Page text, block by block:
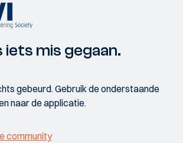
iets mis gegaan.
gebeurd. Gebruik de onderstaande
naar de applicatie.
community